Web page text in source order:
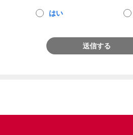
はい
送信する